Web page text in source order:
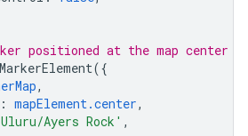
positioned at the map center
({
,
: mapElement.center,
Ayers Rock' ,